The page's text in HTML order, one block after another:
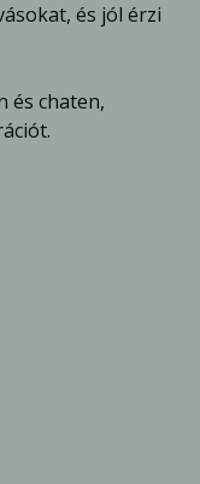
és jól érzi
és chaten,